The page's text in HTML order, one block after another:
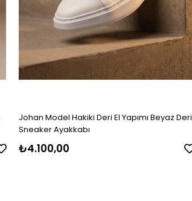
Johan Model Hakiki Deri El Yapımı Beyaz Deri
Sneaker Ayakkabı
₺4.100,00